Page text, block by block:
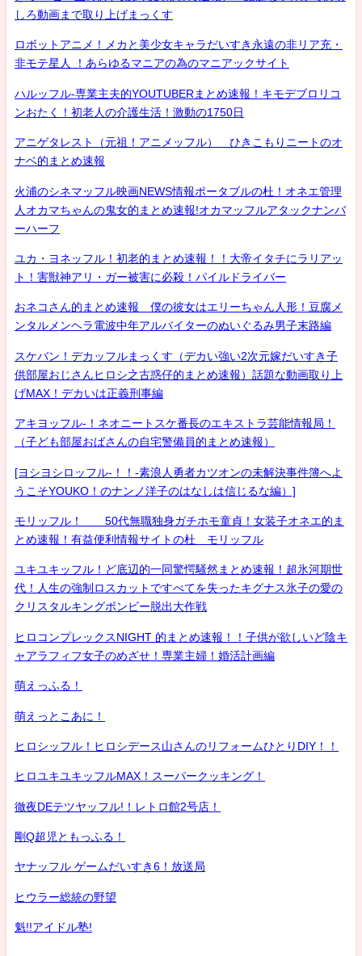
しろ動画まで取り上げまっくす
ロボットアニメ！メカと美少女キャラだいすき永遠の非リア充・
非モテ星人 ！あらゆるマニアの為のマニアックサイト
ハルッフル-専業主夫的YOUTUBERまとめ速報！キモデブロリコ
ンおたく！初老人の介護生活！激動の1750日
アニゲタレスト（元祖！アニメッフル） ひきこもりニートのオ
ナベ的まとめ速報
火浦のシネマッフル映画NEWS情報ポータブルの杜！オネエ管理
人オカマちゃんの鬼女的まとめ速報!オカマッフルアタックナンバ
ーハーフ
ユカ・ヨネッフル！初老的まとめ速報！！大帝イタチにラリアッ
ト！害獣神アリ・ガー被害に必殺！パイルドライバー
おネコさん的まとめ速報 僕の彼女はエリーちゃん人形！豆腐メ
ンタルメンヘラ電波中年アルバイターのぬいぐるみ男子末路編
スケバン！デカッフルまっくす（デカい強い2次元嫁だいすき子
供部屋おじさんヒロシ之古惑仔的まとめ速報）話題な動画取り上
げMAX！デカいは正義刑事編
アキヨッフル-！ネオニートスケ番長のエキストラ芸能情報局！
（子ども部屋おばさんの自宅警備員的まとめ速報）
[ヨシヨシロッフル-！！-素浪人勇者カツオンの未解決事件簿へよ
うこそYOUKO！のナンノ洋子のはなしは信じるな編）]
モリッフル！ 50代無職独身ガチホモ童貞！女装子オネエ的ま
とめ速報！有益便利情報サイトの杜 モリッフル
ユキユキッフル！ど底辺的一同驚愕騒然まとめ速報！超氷河期世
代！人生の強制ロスカットですべてを失ったキグナス氷子の愛の
クリスタルキングボンビー脱出大作戦
ヒロコンプレックスNIGHT 的まとめ速報！！子供が欲しいど陰キ
ャアラフィフ女子のめざせ！専業主婦！婚活計画編
萌えっふる！
萌えっとこあに！
ヒロシッフル！ヒロシデース山さんのリフォームひとりDIY！！
ヒロユキユキッフルMAX！スーパークッキング！
徹夜DEテツヤッフル!！レトロ館2号店！
剛Q超児ともっふる！
ヤナッフル ゲームだいすき6！放送局
ヒウラー総統の野望
魁!!アイドル塾!